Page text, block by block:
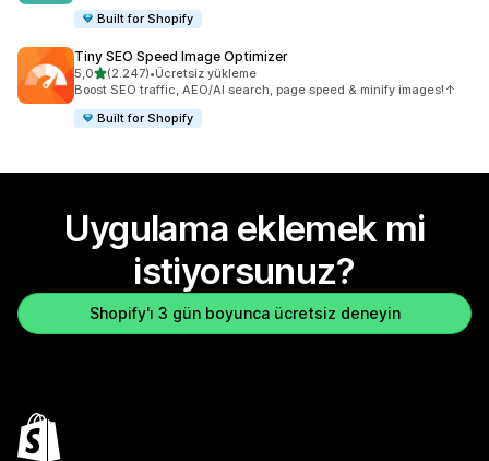
Built for Shopify
Tiny SEO Speed Image Optimizer
5,05 yıldız üzerinden
(2.247)
toplam 2247 değerlendirme
•Ücretsiz yükleme
Boost SEO traffic, AEO/AI search, page speed & minify images!↑
Built for Shopify
Uygulama eklemek mi
istiyorsunuz?
Shopify'ı 3 gün boyunca ücretsiz deneyin